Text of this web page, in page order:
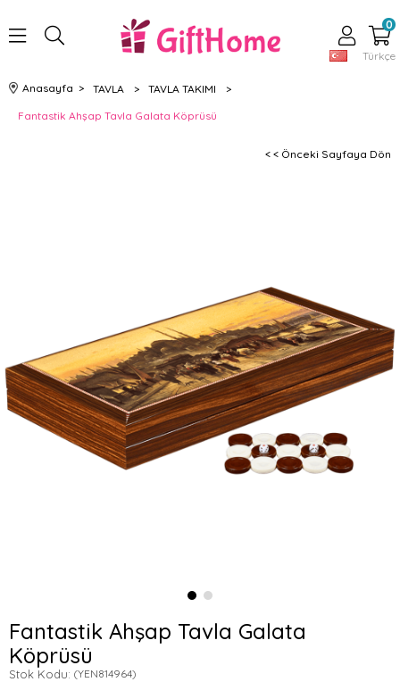
Türkçe
0
Anasayfa > TAVLA > TAVLA TAKIMI
>
Fantastik Ahşap Tavla Galata Köprüsü
< < Önceki Sayfaya Dön
Fantastik Ahşap Tavla Galata
Köprüsü
Stok Kodu: (YEN814964)